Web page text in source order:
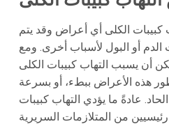
كبيبات الكلى أي أعراض وقد يتم
أو البول لأسباب أخرى. ومع
أن يسبب التهاب كبيبات الكلى
هذه الأعراض ببطء، أو بسرعة
عادةً ما يؤدي التهاب كبيبات
من المتلازمات السريرية